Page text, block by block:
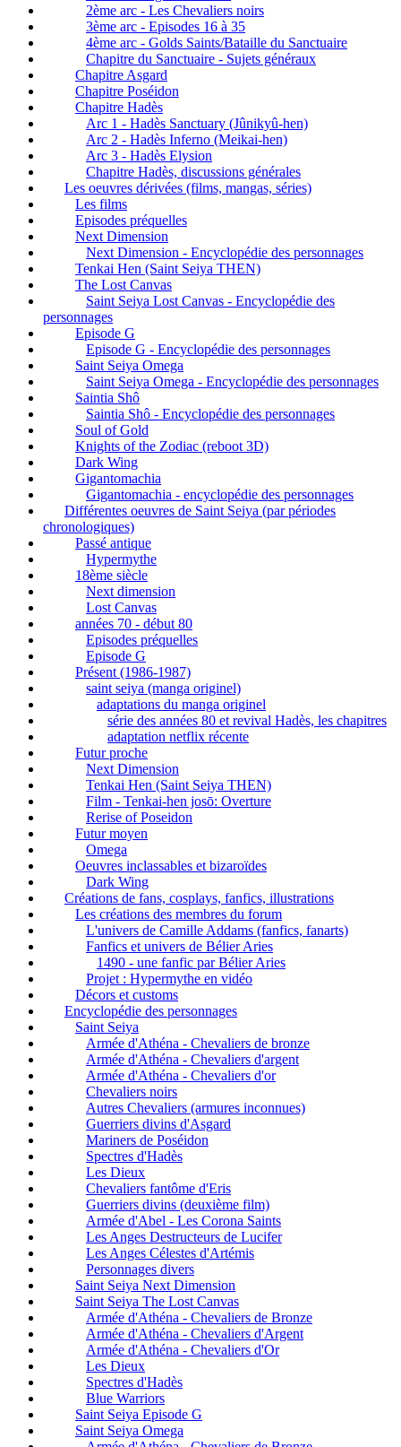
2ème arc - Les Chevaliers noirs
3ème arc - Episodes 16 à 35
4ème arc - Golds Saints/Bataille du Sanctuaire
Chapitre du Sanctuaire - Sujets généraux
Chapitre Asgard
Chapitre Poséidon
Chapitre Hadès
Arc 1 - Hadès Sanctuary (Jûnikyû-hen)
Arc 2 - Hadès Inferno (Meikai-hen)
Arc 3 - Hadès Elysion
Chapitre Hadès, discussions générales
Les oeuvres dérivées (films, mangas, séries)
Les films
Episodes préquelles
Next Dimension
Next Dimension - Encyclopédie des personnages
Tenkai Hen (Saint Seiya THEN)
The Lost Canvas
Saint Seiya Lost Canvas - Encyclopédie des
personnages
Episode G
Episode G - Encyclopédie des personnages
Saint Seiya Omega
Saint Seiya Omega - Encyclopédie des personnages
Saintia Shô
Saintia Shô - Encyclopédie des personnages
Soul of Gold
Knights of the Zodiac (reboot 3D)
Dark Wing
Gigantomachia
Gigantomachia - encyclopédie des personnages
Différentes oeuvres de Saint Seiya (par périodes
chronologiques)
Passé antique
Hypermythe
18ème siècle
Next dimension
Lost Canvas
années 70 - début 80
Episodes préquelles
Episode G
Présent (1986-1987)
saint seiya (manga originel)
adaptations du manga originel
série des années 80 et revival Hadès, les chapitres
adaptation netflix récente
Futur proche
Next Dimension
Tenkai Hen (Saint Seiya THEN)
Film - Tenkai-hen josō: Overture
Rerise of Poseidon
Futur moyen
Omega
Oeuvres inclassables et bizaroïdes
Dark Wing
Créations de fans, cosplays, fanfics, illustrations
Les créations des membres du forum
L'univers de Camille Addams (fanfics, fanarts)
Fanfics et univers de Bélier Aries
1490 - une fanfic par Bélier Aries
Projet : Hypermythe en vidéo
Décors et customs
Encyclopédie des personnages
Saint Seiya
Armée d'Athéna - Chevaliers de bronze
Armée d'Athéna - Chevaliers d'argent
Armée d'Athéna - Chevaliers d'or
Chevaliers noirs
Autres Chevaliers (armures inconnues)
Guerriers divins d'Asgard
Mariners de Poséidon
Spectres d'Hadès
Les Dieux
Chevaliers fantôme d'Eris
Guerriers divins (deuxième film)
Armée d'Abel - Les Corona Saints
Les Anges Destructeurs de Lucifer
Les Anges Célestes d'Artémis
Personnages divers
Saint Seiya Next Dimension
Saint Seiya The Lost Canvas
Armée d'Athéna - Chevaliers de Bronze
Armée d'Athéna - Chevaliers d'Argent
Armée d'Athéna - Chevaliers d'Or
Les Dieux
Spectres d'Hadès
Blue Warriors
Saint Seiya Episode G
Saint Seiya Omega